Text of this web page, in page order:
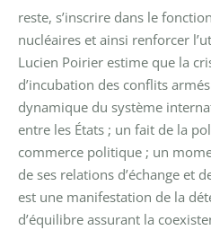
reste, s’inscrire dans le
nucléaires et ainsi renforcer
Lucien Poirier estime que la
d’incubation des conflits
dynamique du système
entre les États ; un fait de la
commerce politique ; un
de ses relations d’échange et
est une manifestation de la
d’équilibre assurant la